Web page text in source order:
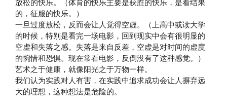
的，征服的快乐。）
一旦过度放松，反而会让人觉得空虚。（上高中或读大学
的时候，特别是看完一场电影，回到现实中会有很明显的
空虚和失落之感。失落是来自反差，空虚是对时间的虚度
的惋惜和恐惧。现在常看电影，反倒没有了这种感觉。）
艺术之于健康，就像阳光之于万物一样。
我们认为实践对人有害，在实践中追求成功会让人摒弃远
大的理想，这种想法是危险的。